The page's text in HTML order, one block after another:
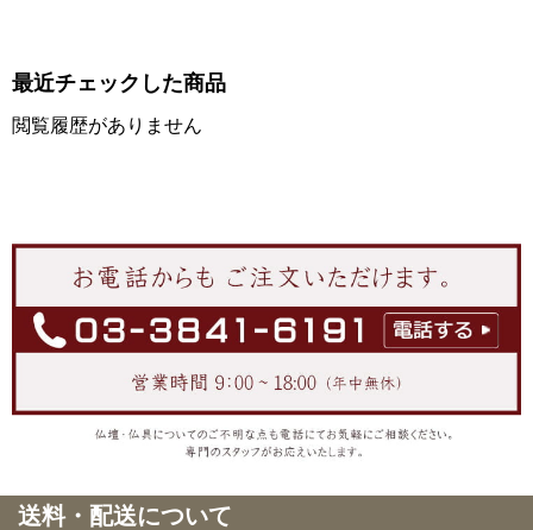
最近チェックした商品
閲覧履歴がありません
送料・配送について